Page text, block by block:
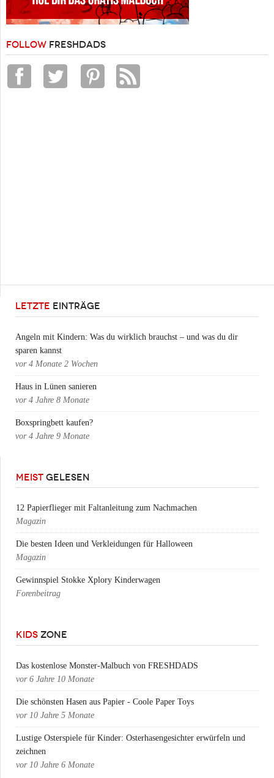
FOLLOW FRESHDADS
LETZTE EINTRÄGE
Angeln mit Kindern: Was du wirklich brauchst – und was du dir
sparen kannst
vor 4 Monate 2 Wochen
Haus in Lünen sanieren
vor 4 Jahre 8 Monate
Boxspringbett kaufen?
vor 4 Jahre 9 Monate
MEIST GELESEN
12 Papierflieger mit Faltanleitung zum Nachmachen
Magazin
Die besten Ideen und Verkleidungen für Halloween
Magazin
Gewinnspiel Stokke Xplory Kinderwagen
Forenbeitrag
KIDS ZONE
Das kostenlose Monster-Malbuch von FRESHDADS
vor 6 Jahre 10 Monate
Die schönsten Hasen aus Papier - Coole Paper Toys
vor 10 Jahre 5 Monate
Lustige Osterspiele für Kinder: Osterhasengesichter erwürfeln und
zeichnen
vor 10 Jahre 6 Monate